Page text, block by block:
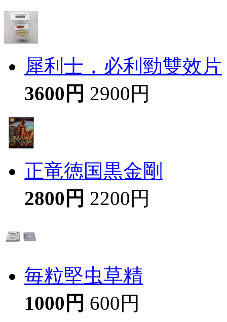
犀利士，必利勁雙效片
3600円 2900円
正竜徳国黒金剛
2800円 2200円
毎粒堅虫草精
1000円 600円